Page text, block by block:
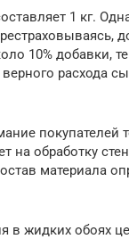
1 кг.
10% добавки,
расхода
покупателей
на обработку
материала
в жидких обоях